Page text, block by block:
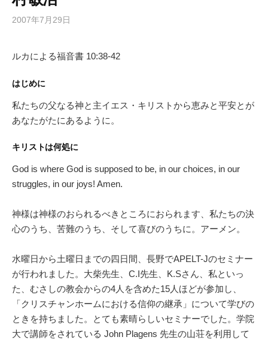
2007年7月29日
ルカによる福音書 10:38-42
はじめに
私たちの父なる神と主イエス・キリストから恵みと平安とが
あなたがたにあるように。
キリストは何処に
God is where God is supposed to be, in our choices, in our
struggles, in our joys! Amen.
神様は神様のおられるべきところにおられます、私たちの決
心のうち、苦難のうち、そして喜びのうちに。アーメン。
水曜日から土曜日までの四日間、長野でAPELT-Jのセミナー
が行われました。大柴先生、C.I先生、K.Sさん、私といっ
た、むさしの教会からの4人を含めた15人ほどが参加し、
「クリスチャンホームにおける信仰の継承」について学びの
ときを持ちました。とても素晴らしいセミナーでした。学院
大で講師をされている John Plagens 先生の山荘を利用して